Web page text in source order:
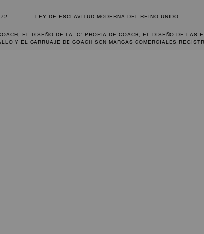
LEY DE ESCLAVITUD MODERNA DEL REINO UNIDO
EL DISEÑO DE LA “C” PROPIA DE COACH, EL DISEÑO DE LAS
Y EL CARRUAJE DE COACH SON MARCAS COMERCIALES